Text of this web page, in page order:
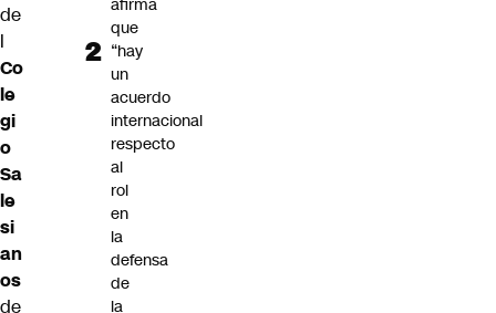
de
l
Co
le
gi
o
Sa
le
si
an
os
de
afirma
que
“hay
un
acuerdo
internacional
respecto
al
rol
en
la
defensa
de
la